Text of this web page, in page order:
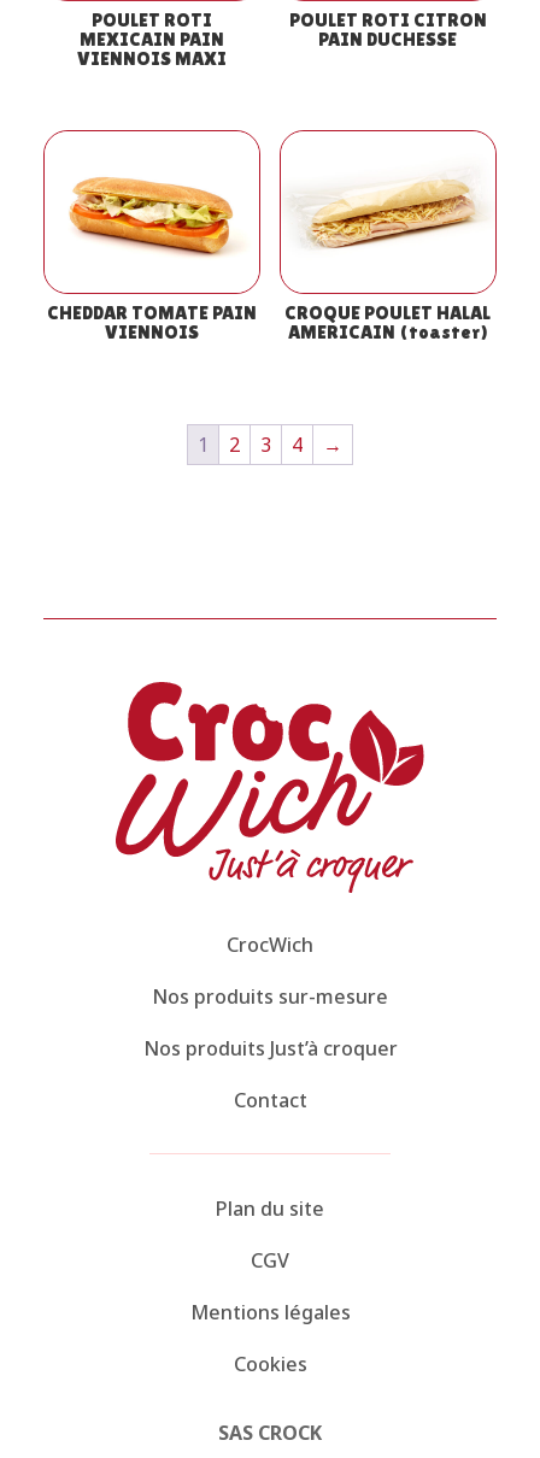
POULET ROTI
MEXICAIN PAIN
VIENNOIS MAXI
POULET ROTI CITRON
PAIN DUCHESSE
CHEDDAR TOMATE PAIN
VIENNOIS
CROQUE POULET HALAL
AMERICAIN (toaster)
1 2 3 4 →
CrocWich
Nos produits sur-mesure
Nos produits Just’à croquer
Contact
Plan du site
CGV
Mentions légales
Cookies
SAS CROCK